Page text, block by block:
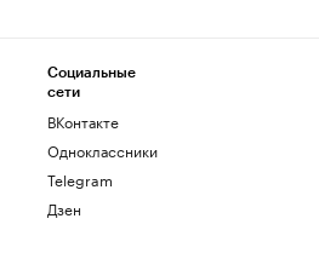
Социальные
сети
ВКонтакте
Одноклассники
Telegram
Дзен